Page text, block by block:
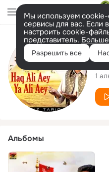
Мы используем
сервисы для вас. Если
настроить cookie-
представитель.
Разрешить все
1
Альбомы